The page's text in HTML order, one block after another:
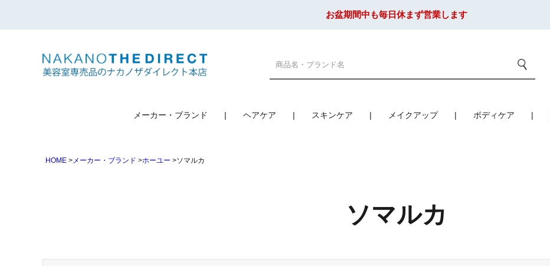
お盆期間中も毎日休まず営業します
メーカー・ブランド ヘアケア スキンケア メイクアップ ボディケア
HOME メーカー・ブランド ホーユー ソマルカ
ソマルカ